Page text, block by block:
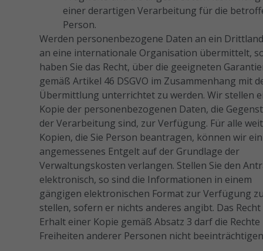
einer derartigen Verarbeitung für die
Person.
Werden personenbezogene Daten an ein
an eine internationale Organisation übermittelt,
haben Sie das Recht, über die geeigneten
gemäß Artikel 46 DSGVO im Zusammenhang mit
Übermittlung unterrichtet zu werden. Wir stellen
Kopie der personenbezogenen Daten, die
der Verarbeitung sind, zur Verfügung. Für alle
Kopien, die Sie Person beantragen, können wir ein
angemessenes Entgelt auf der Grundlage der
Verwaltungskosten verlangen. Stellen Sie den
elektronisch, so sind die Informationen in einem
gängigen elektronischen Format zur Verfügung
stellen, sofern er nichts anderes angibt. Das
Erhalt einer Kopie gemäß Absatz 3 darf die
Freiheiten anderer Personen nicht
Website.
Marketing
Indem Sie uns Ihre
Interessen und Ihr
Verhalten beim
Besuch unserer
Website mitteilen,
erhöhen Sie die
Wahrscheinlichkeit,
personalisierte
Inhalte und
Angebote zu
sehen.